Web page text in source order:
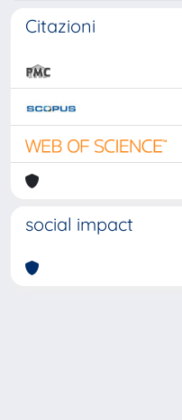
Citazioni
social impact